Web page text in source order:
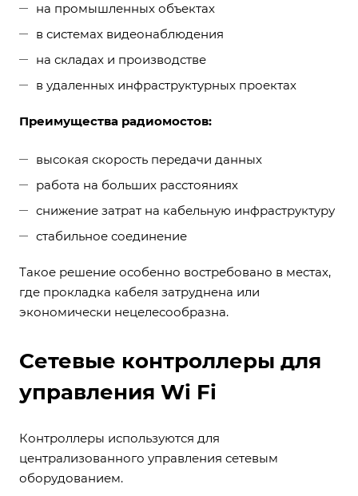
на промышленных объектах
в системах видеонаблюдения
на складах и производстве
в удаленных инфраструктурных проектах
Преимущества радиомостов:
высокая скорость передачи данных
работа на больших расстояниях
снижение затрат на кабельную инфраструктуру
стабильное соединение
Такое решение особенно востребовано в местах,
где прокладка кабеля затруднена или
экономически нецелесообразна.
Сетевые контроллеры для
управления Wi Fi
Контроллеры используются для
централизованного управления сетевым
оборудованием.